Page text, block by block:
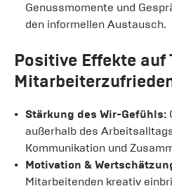
Genussmomente und
den informellen Austausch.
Positive Effekte auf
Stärkung des Wir-Gefühls:
außerhalb des
Kommunikation und
Motivation &
Mitarbeitenden kreativ